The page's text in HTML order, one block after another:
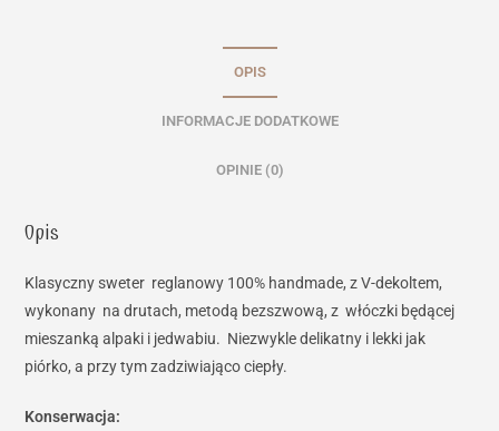
OPIS
INFORMACJE DODATKOWE
OPINIE (0)
Opis
Klasyczny sweter reglanowy 100% handmade, z V-dekoltem,
wykonany na drutach, metodą bezszwową, z włóczki będącej
mieszanką alpaki i jedwabiu. Niezwykle delikatny i lekki jak
piórko, a przy tym zadziwiająco ciepły.
Konserwacja: